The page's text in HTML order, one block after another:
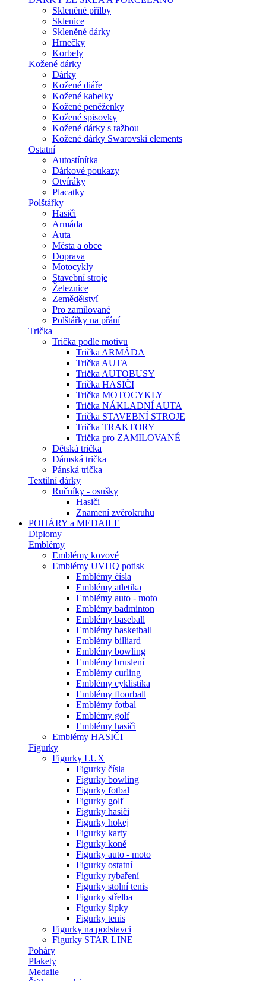
Skleněné přilby
Sklenice
Skleněné dárky
Hrnečky
Korbely
Kožené dárky
Dárky
Kožené diáře
Kožené kabelky
Kožené peněženky
Kožené spisovky
Kožené dárky s ražbou
Kožené dárky Swarovski elements
Ostatní
Autostínítka
Dárkové poukazy
Otvíráky
Placatky
Polštářky
Hasiči
Armáda
Auta
Města a obce
Doprava
Motocykly
Stavební stroje
Železnice
Zemědělství
Pro zamilované
Polštářky na přání
Trička
Trička podle motivu
Trička ARMÁDA
Trička AUTA
Trička AUTOBUSY
Trička HASIČI
Trička MOTOCYKLY
Trička NÁKLADNÍ AUTA
Trička STAVEBNÍ STROJE
Trička TRAKTORY
Trička pro ZAMILOVANÉ
Dětská trička
Dámská trička
Pánská trička
Textilní dárky
Ručníky - osušky
Hasiči
Znamení zvěrokruhu
POHÁRY a MEDAILE
Diplomy
Emblémy
Emblémy kovové
Emblémy UVHQ potisk
Emblémy čísla
Emblémy atletika
Emblémy auto - moto
Emblémy badminton
Emblémy baseball
Emblémy basketball
Emblémy billiard
Emblémy bowling
Emblémy bruslení
Emblémy curling
Emblémy cyklistika
Emblémy floorball
Emblémy fotbal
Emblémy golf
Emblémy hasiči
Emblémy HASIČI
Figurky
Figurky LUX
Figurky čísla
Figurky bowling
Figurky fotbal
Figurky golf
Figurky hasiči
Figurky hokej
Figurky karty
Figurky koně
Figurky auto - moto
Figurky ostatní
Figurky rybaření
Figurky stolní tenis
Figurky střelba
Figurky šipky
Figurky tenis
Figurky na podstavci
Figurky STAR LINE
Poháry
Plakety
Medaile